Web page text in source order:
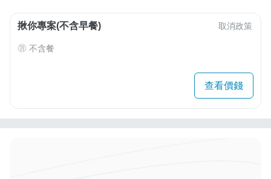
揪你專案(不含早餐) 取消政策
不含餐
查看價錢